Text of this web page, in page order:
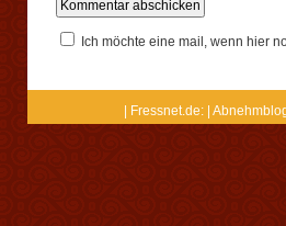
Ich möchte eine mail, wenn hier
| Fressnet.de: |